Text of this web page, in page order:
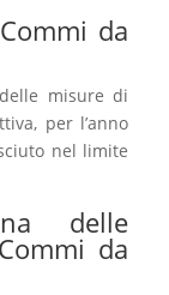
da
misure di
per l’anno
nel limite
delle
da